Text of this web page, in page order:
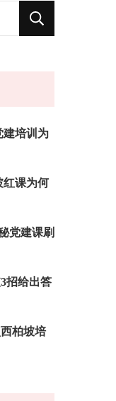
建培训为
红课为何
党建课刷
招给出答
柏坡培